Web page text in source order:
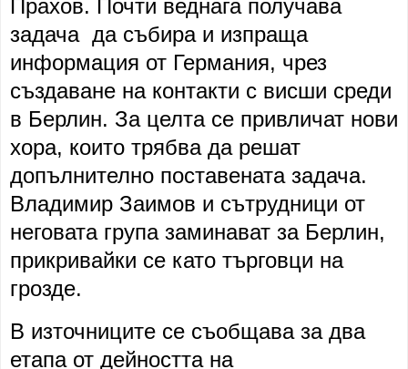
Прахов. Почти веднага получава
задача да събира и изпраща
информация от Германия, чрез
създаване на контакти с висши среди
в Берлин. За целта се привличат нови
хора, които трябва да решат
допълнително поставената задача.
Владимир Заимов и сътрудници от
неговата група заминават за Берлин,
прикривайки се като търговци на
грозде.
В източниците се съобщава за два
етапа от дейността на